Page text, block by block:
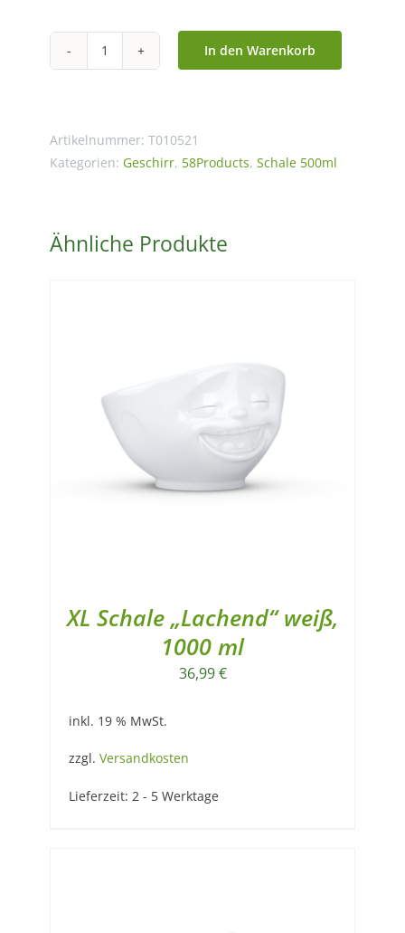
Schale
rosa,
500
In den Warenkorb
Artikelnummer: T010521
Kategorien: Geschirr, 58Products, Schale 500ml
Ähnliche Produkte
XL Schale „Lachend“ weiß,
1000 ml
36,99€
inkl. 19 % MwSt.
zzgl. Versandkosten
Lieferzeit: 2 - 5 Werktage